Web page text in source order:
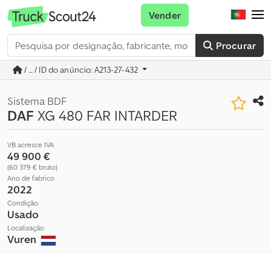
Procurar
Vender
/ ... / ID do anúncio: A213-27-432
Sistema BDF
DAF XG 480 FAR INTARDER
VB acresce IVA
49 900 €
(60 379 € bruto)
Ano de fabrico
2022
Condição
Usado
Localização
Vuren